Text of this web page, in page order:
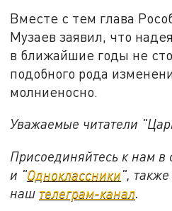
Вместе с тем глава
Музаев заявил, что
в ближайшие годы не
подобного рода
молниеносно.
Уважаемые читатели
Присоединяйтесь к нам в
и "Одноклассники",
наш телеграм-канал.